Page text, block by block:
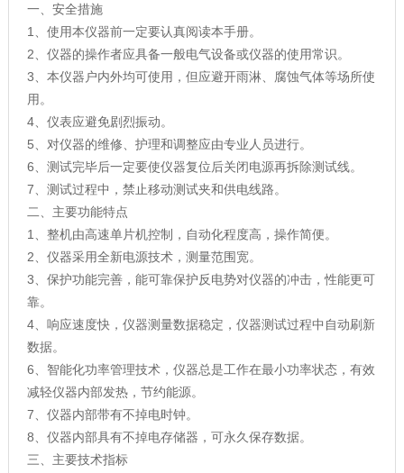
一、安全措施
1、使用本仪器前一定要认真阅读本手册。
2、仪器的操作者应具备一般电气设备或仪器的使用常识。
3、本仪器户内外均可使用，但应避开雨淋、腐蚀气体等场所使
用。
4、仪表应避免剧烈振动。
5、对仪器的维修、护理和调整应由专业人员进行。
6、测试完毕后一定要使仪器复位后关闭电源再拆除测试线。
7、测试过程中，禁止移动测试夹和供电线路。
二、主要功能特点
1、整机由高速单片机控制，自动化程度高，操作简便。
2、仪器采用全新电源技术，测量范围宽。
3、保护功能完善，能可靠保护反电势对仪器的冲击，性能更可
靠。
4、响应速度快，仪器测量数据稳定，仪器测试过程中自动刷新
数据。
6、智能化功率管理技术，仪器总是工作在最小功率状态，有效
减轻仪器内部发热，节约能源。
7、仪器内部带有不掉电时钟。
8、仪器内部具有不掉电存储器，可永久保存数据。
三、主要技术指标